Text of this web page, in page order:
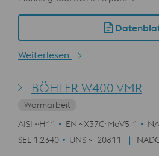
Weiterlesen
BÖHLER W400 VMR
Warmarbeit
AISI ~H11
EN ~X37CrMoV5-1
SEL 1.2340
UNS ~T20811